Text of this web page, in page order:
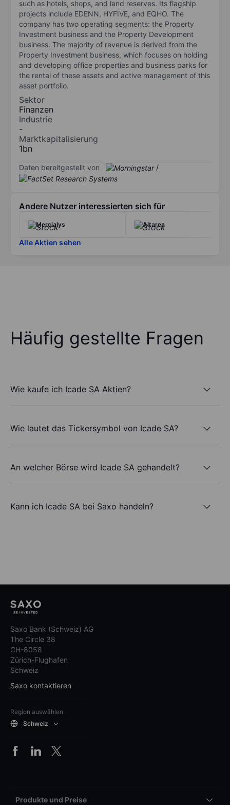
such as hotels, shops, and land reserves. Its flagship
projects include EDENN, HYFIVE, and EQHO. The
company has two operating segments: the Property
Investment business and the Property Development
business. The majority of revenue is derived from the
Property Investment business, which focuses on holding
and developing office properties and business parks for
the rental of these assets and active management of this
asset portfolio.
Sektor
Finanzen
Industrie
-
Marktkapitalisierung
1bn
Daten bereitgestellt von /
Andere Nutzer interessierten sich für
Mercialys Altarea
Alle Aktien sehen
Häufig gestellte Fragen
Wie kaufe ich Icade SA Aktien?
Wie lautet das Tickersymbol von Icade SA?
An welcher Börse wird Icade SA gehandelt?
Kann ich Icade SA bei Saxo handeln?
Saxo Bank (Schweiz) AG
The Circle 38
CH-8058
Zürich-Flughafen
Schweiz
Saxo kontaktieren
Region auswählen
Schweiz
Produkte und Preise